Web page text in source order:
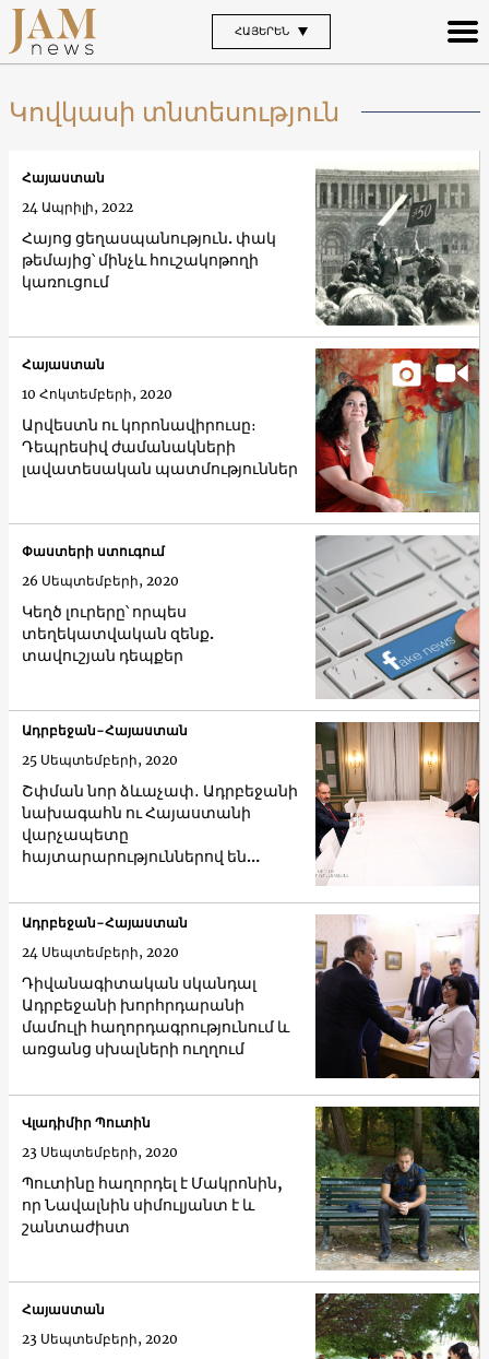
ՀԱՅԵՐԵՆ
Կովկասի տնտեսություն
Հայոց ցեղասպանություն. փակ
թեմայից՝ մինչև հուշակոթողի
կառուցում
Հայաստան
24 Ապրիլի, 2022
Արվեստն ու կորոնավիրուսը։
Դեպրեսիվ ժամանակների
լավատեսական պատմություններ
Հայաստան
10 Հոկտեմբերի, 2020
Կեղծ լուրերը՝ որպես
տեղեկատվական զենք.
տավուշյան դեպքեր
Փաստերի ստուգում
26 Սեպտեմբերի, 2020
Շփման նոր ձևաչափ․ Ադրբեջանի
նախագահն ու Հայաստանի
վարչապետը
հայտարարություններով են
Ադրբեջան-Հայաստան
25 Սեպտեմբերի, 2020
Դիվանագիտական սկանդալ
Ադրբեջանի խորհրդարանի
մամուլի հաղորդագրությունում և
առցանց սխալների ուղղում
Ադրբեջան-Հայաստան
24 Սեպտեմբերի, 2020
Պուտինը հաղորդել է Մակրոնին,
որ Նավալնին սիմուլյանտ է և
շանտաժիստ
Վլադիմիր Պուտին
23 Սեպտեմբերի, 2020
Հայաստան
23 Սեպտեմբերի, 2020